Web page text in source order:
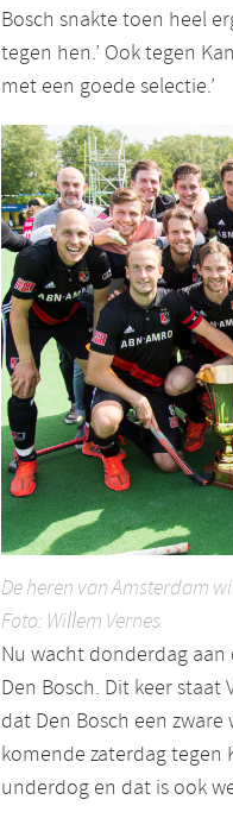
Bosch snakte toen heel
tegen hen.’ Ook tegen
met een goede selectie.’
De heren van Amsterdam
Foto: Willem Vernes
Nu wacht donderdag
Den Bosch. Dit keer
dat Den Bosch een
komende zaterdag tegen
underdog en dat is ook